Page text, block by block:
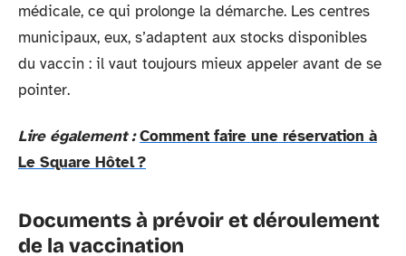
médicale, ce qui prolonge la démarche. Les centres
municipaux, eux, s’adaptent aux stocks disponibles
du vaccin : il vaut toujours mieux appeler avant de se
pointer.
Lire également : Comment faire une réservation à
Le Square Hôtel ?
Documents à prévoir et déroulement
de la vaccination